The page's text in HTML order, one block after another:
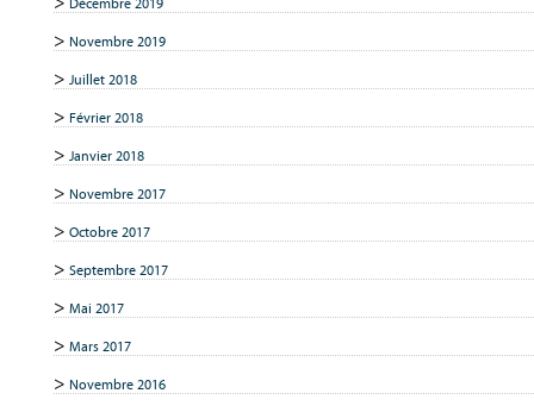
Novembre 2019
Juillet 2018
Février 2018
Janvier 2018
Novembre 2017
Octobre 2017
Septembre 2017
Mai 2017
Mars 2017
Novembre 2016